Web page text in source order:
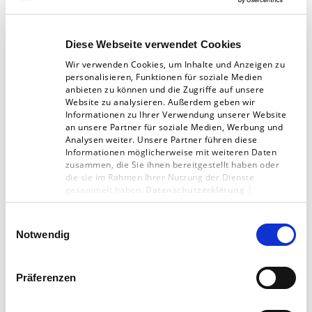
Diese Webseite verwendet Cookies
Wir verwenden Cookies, um Inhalte und Anzeigen zu
personalisieren, Funktionen für soziale Medien
anbieten zu können und die Zugriffe auf unsere
Website zu analysieren. Außerdem geben wir
Informationen zu Ihrer Verwendung unserer Website
an unsere Partner für soziale Medien, Werbung und
Analysen weiter. Unsere Partner führen diese
Informationen möglicherweise mit weiteren Daten
zusammen, die Sie ihnen bereitgestellt haben oder
die sie im Rahmen Ihrer Nutzung der Dienste
gesammelt haben. Datenschutzerklärung
Impressum
Notwendig
Präferenzen
Komplexe Vorgänge in der
Versandlogistik
Was ist die größte Herausforderung in der
Versandlogistik?
Vor allem die Komplexität der Abläufe. Von der
Druckmaschine bis zur Spedition müssen alle
Beteiligten gut informiert sein. Wann muss
vorbereitet sein? Aber auch wenn wir sehr gut
schiefgehen, sich mal etwas verzögern.